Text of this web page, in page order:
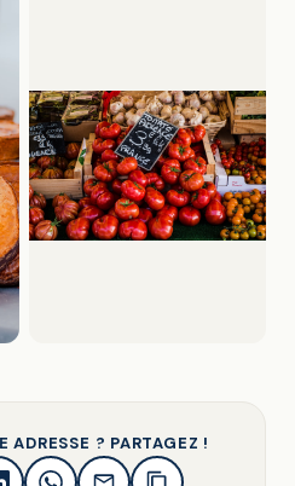
ADRESSE ? PARTAGEZ !